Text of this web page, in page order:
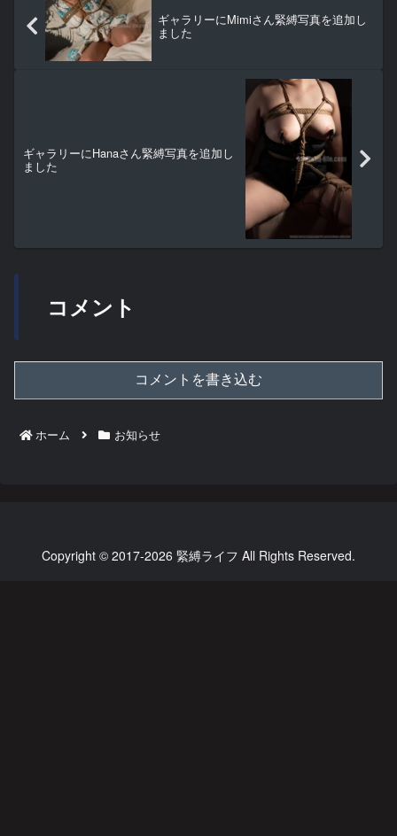
ギャラリーにMimiさん緊縛写真を追加し
ました
ギャラリーにHanaさん緊縛写真を追加し
ました
コメント
コメントを書き込む
ホーム お知らせ
Copyright © 2017-2026 緊縛ライフ All Rights Reserved.